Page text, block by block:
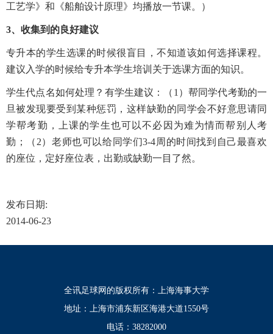
工艺学》和《船舶设计原理》均播放一节课。）
3、收集到的良好建议
专升本的学生选课的时候很盲目，不知道该如何选择课程。
建议入学的时候给专升本学生培训关于选课方面的知识。
学生代点名如何处理？有学生建议：（1）帮同学代考勤的一
旦被发现要受到某种惩罚，这样缺勤的同学会不好意思请同
学帮考勤，上课的学生也可以不必因为难为情而帮别人考
勤；（2）老师也可以给同学们3-4周的时间找到自己最喜欢
的座位，定好座位表，出勤或缺勤一目了然。
发布日期:
2014-06-23
全讯足球网的版权所有：上海海事大学
地址：上海市浦东新区海港大道1550号
电话：38282000